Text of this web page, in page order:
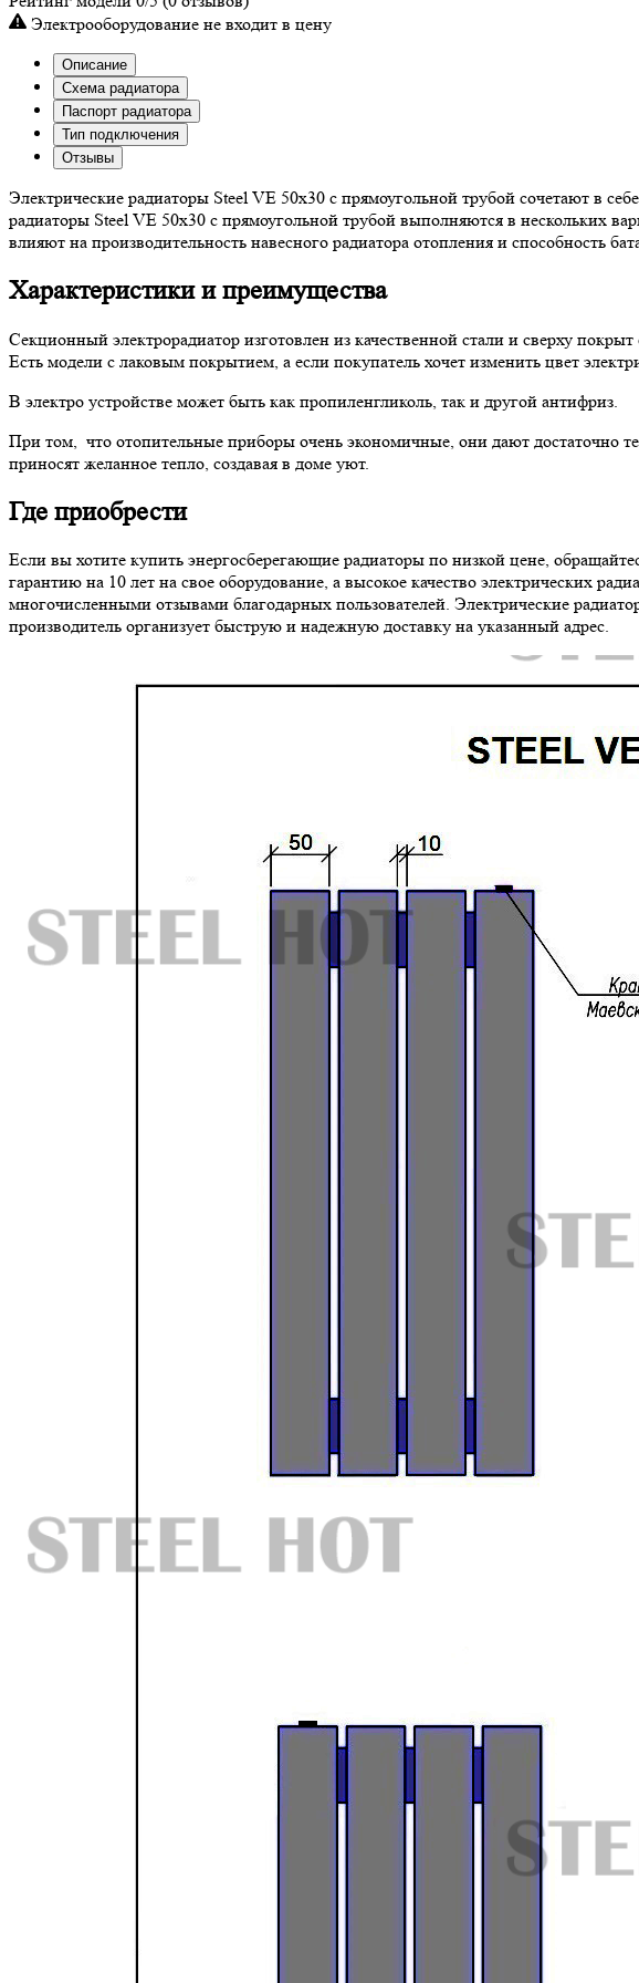
Электрооборудование не входит в цену
Описание
Схема радиатора
Паспорт радиатора
Тип подключения
Отзывы
Электрические радиаторы Steel VE 50х30 с прямоугольной трубой сочетают в
радиаторы Steel VE 50х30 с прямоугольной трубой выполняются в нескольких
влияют на производительность навесного радиатора отопления и способность
Характеристики и преимущества
Секционный электрорадиатор изготовлен из качественной стали и сверху
Есть модели с лаковым покрытием, а если покупатель хочет изменить цвет
В электро устройстве может быть как пропиленгликоль, так и другой антифриз.
При том, что отопительные приборы очень экономичные, они дают достаточно
приносят желанное тепло, создавая в доме уют.
Где приобрести
Если вы хотите купить энергосберегающие радиаторы по низкой цене,
гарантию на 10 лет на свое оборудование, а высокое качество электрических
многочисленными отзывами благодарных пользователей. Электрические
производитель организует быструю и надежную доставку на указанный адрес.